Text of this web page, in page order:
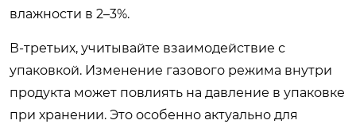
влажности в 2–3%.
В-третьих, учитывайте взаимодействие с
упаковкой. Изменение газового режима внутри
продукта может повлиять на давление в упаковке
при хранении. Это особенно актуально для